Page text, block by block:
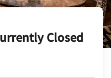
Closed